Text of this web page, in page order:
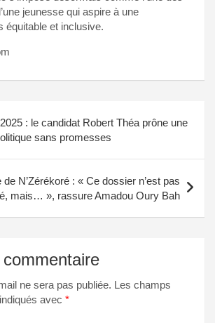
jeunesse qui aspire à une
équitable et inclusive.
: le candidat Robert Théa prône une
sans promesses
N’Zérékoré : « Ce dossier n’est pas
mais… », rassure Amadou Oury Bah
ne sera pas publiée. Les champs
avec *